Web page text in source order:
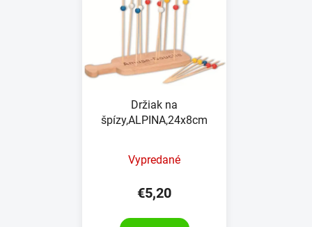
Držiak na
špízy,ALPINA,24x8cm
Vypredané
€5,20